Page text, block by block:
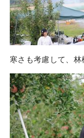
寒さも考慮して、林